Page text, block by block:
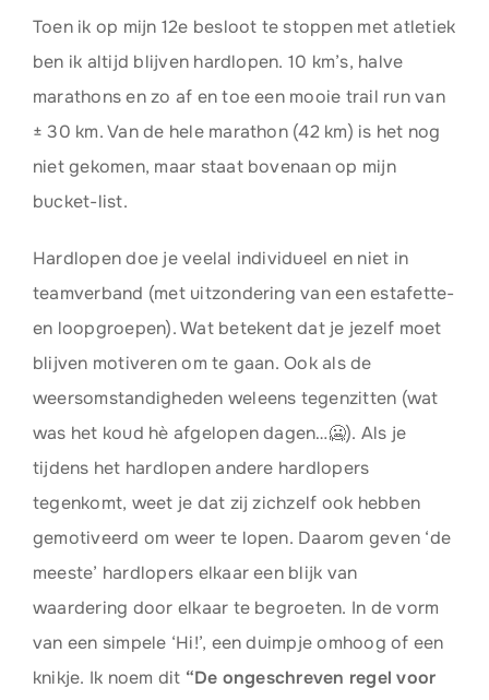
Toen ik op mijn 12e besloot te stoppen met atletiek
ben ik altijd blijven hardlopen. 10 km’s, halve
marathons en zo af en toe een mooie trail run van
± 30 km. Van de hele marathon (42 km) is het nog
niet gekomen, maar staat bovenaan op mijn
bucket-list.
Hardlopen doe je veelal individueel en niet in
teamverband (met uitzondering van een estafette-
en loopgroepen). Wat betekent dat je jezelf moet
blijven motiveren om te gaan. Ook als de
weersomstandigheden weleens tegenzitten (wat
was het koud hè afgelopen dagen…🥶). Als je
tijdens het hardlopen andere hardlopers
tegenkomt, weet je dat zij zichzelf ook hebben
gemotiveerd om weer te lopen. Daarom geven ‘de
meeste’ hardlopers elkaar een blijk van
waardering door elkaar te begroeten. In de vorm
van een simpele ‘Hi!’, een duimpje omhoog of een
knikje. Ik noem dit “De ongeschreven regel voor